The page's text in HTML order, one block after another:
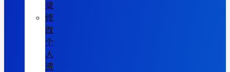
录
修
改
个
人
资